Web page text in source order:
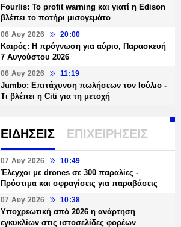
Fourlis: Το profit warning και γιατί η Edison
βλέπει το ποτήρι μισογεμάτο
06 Αυγ 2026 20:00
Καιρός: Η πρόγνωση για αύριο, Παρασκευή
7 Αυγούστου 2026
06 Αυγ 2026 11:19
Jumbo: Επιτάχυνση πωλήσεων τον Ιούλιο -
Τι βλέπει η Citi για τη μετοχή
ΕΙΔΗΣΕΙΣ ΕΠΙΧΕΙΡΗΣΕΙΣ
07 Αυγ 2026 10:49
Έλεγχοι με drones σε 300 παραλίες -
Πρόστιμα και σφραγίσεις για παραβάσεις
07 Αυγ 2026 10:38
Υποχρεωτική από 2026 η ανάρτηση
εγκυκλίων στις ιστοσελίδες φορέων